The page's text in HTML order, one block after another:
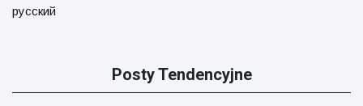
русский
Posty Tendencyjne